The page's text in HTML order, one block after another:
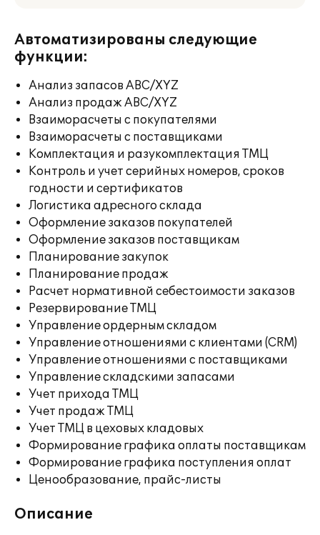
Автоматизированы следующие
функции:
Анализ запасов ABC/XYZ
Анализ продаж ABC/XYZ
Взаиморасчеты с покупателями
Взаиморасчеты с поставщиками
Комплектация и разукомплектация ТМЦ
Контроль и учет серийных номеров, сроков
годности и сертификатов
Логистика адресного склада
Оформление заказов покупателей
Оформление заказов поставщикам
Планирование закупок
Планирование продаж
Расчет нормативной себестоимости заказов
Резервирование ТМЦ
Управление ордерным складом
Управление отношениями с клиентами (CRM)
Управление отношениями с поставщиками
Управление складскими запасами
Учет прихода ТМЦ
Учет продаж ТМЦ
Учет ТМЦ в цеховых кладовых
Формирование графика оплаты поставщикам
Формирование графика поступления оплат
Ценообразование, прайс-листы
Описание